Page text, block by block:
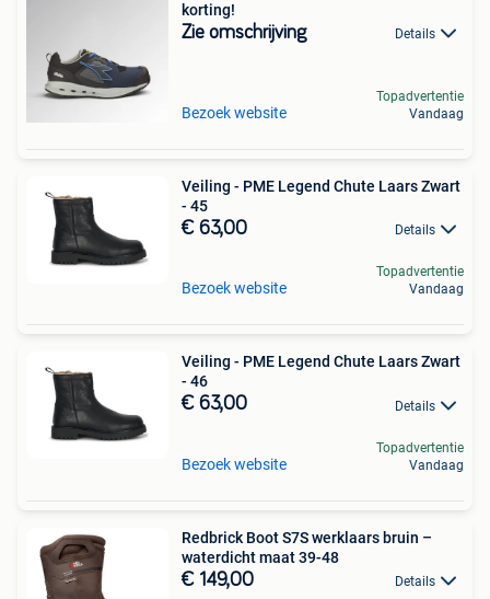
korting!
Zie omschrijving Details
Bezoek website
Topadvertentie
Vandaag
Veiling - PME Legend Chute Laars Zwart
- 45
€ 63,00 Details
Bezoek website
Topadvertentie
Vandaag
Veiling - PME Legend Chute Laars Zwart
- 46
€ 63,00 Details
Bezoek website
Topadvertentie
Vandaag
Redbrick Boot S7S werklaars bruin –
waterdicht maat 39-48
€ 149,00 Details